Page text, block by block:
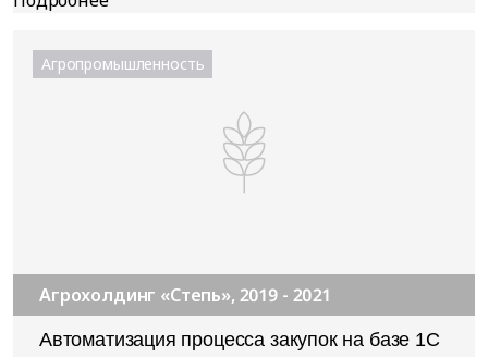
Агропромышленность
Агрохолдинг «Степь», 2019 - 2021
Автоматизация процесса закупок на базе 1С